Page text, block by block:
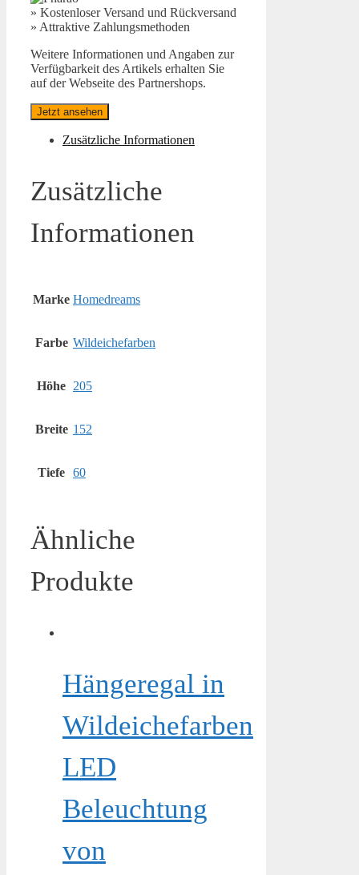
» Kostenloser Versand und Rückversand
» Attraktive Zahlungsmethoden
Weitere Informationen und Angaben zur
Verfügbarkeit des Artikels erhalten Sie
auf der Webseite des Partnershops.
Jetzt ansehen
Zusätzliche Informationen
Zusätzliche
Informationen
Marke Homedreams
Farbe Wildeichefarben
Höhe 205
Breite 152
Tiefe 60
Ähnliche
Produkte
Hängeregal in
Wildeichefarben
LED
Beleuchtung
von